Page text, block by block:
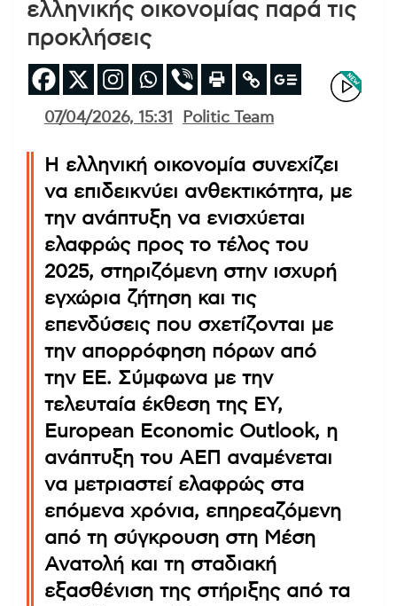
ελληνικής οικονομίας παρά τις
προκλήσεις
07/04/2026, 15:31 Politic Team
Η ελληνική οικονομία συνεχίζει
να επιδεικνύει ανθεκτικότητα, με
την ανάπτυξη να ενισχύεται
ελαφρώς προς το τέλος του
2025, στηριζόμενη στην ισχυρή
εγχώρια ζήτηση και τις
επενδύσεις που σχετίζονται με
την απορρόφηση πόρων από
την ΕΕ. Σύμφωνα με την
τελευταία έκθεση της EY,
European Economic Outlook, η
ανάπτυξη του ΑΕΠ αναμένεται
να μετριαστεί ελαφρώς στα
επόμενα χρόνια, επηρεαζόμενη
από τη σύγκρουση στη Μέση
Ανατολή και τη σταδιακή
εξασθένιση της στήριξης από τα